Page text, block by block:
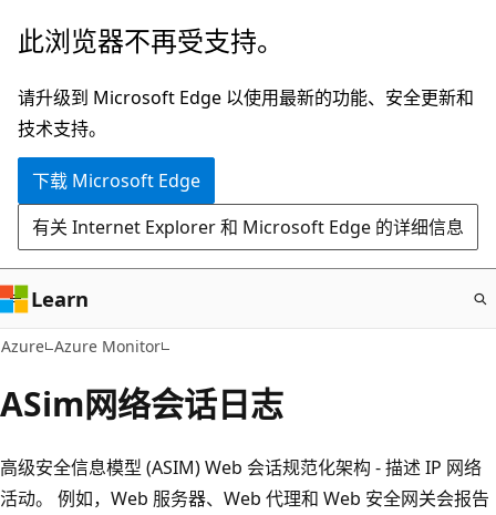
跳
主
要
内
此浏览器不再受支持。
请升级到 Microsoft Edge 以使用最新的功能、安全更新和
技术支持。
下载 Microsoft Edge
有关 Internet Explorer 和 Microsoft Edge 的详细信息
Learn
Azure Azure Monitor
ASim网络会话日志
高级安全信息模型 (ASIM) Web 会话规范化架构 - 描述 IP 网络
活动。 例如，Web 服务器、Web 代理和 Web 安全网关会报告